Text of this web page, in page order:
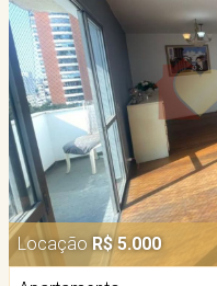
Locação R$ 5.000